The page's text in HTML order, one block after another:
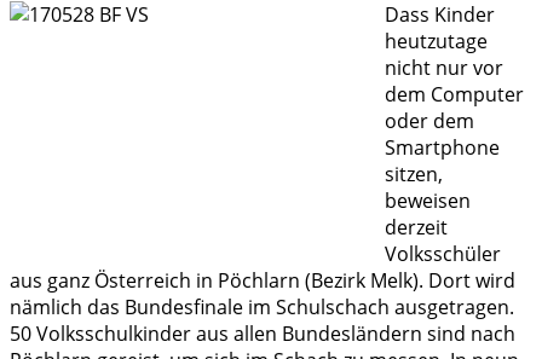
Dass Kinder
heutzutage
nicht nur vor
dem Computer
oder dem
Smartphone
sitzen,
beweisen
derzeit
Volksschüler
aus ganz Österreich in Pöchlarn (Bezirk Melk). Dort wird
nämlich das Bundesfinale im Schulschach ausgetragen.
50 Volksschulkinder aus allen Bundesländern sind nach